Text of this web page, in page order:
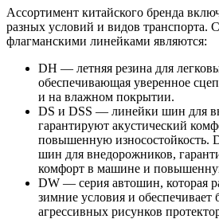
Ассортимент китайского бренда
разных условий и видов транспорта.
флагманскими линейками являются:
DH — летняя резина для
обеспечивающая уверенное
и на влажном покрытии.
DS и DSS — линейки шин для
гарантируют акустический
повышенную износостойкость.
шин для внедорожников,
комфорт в машине и
DW — серия автошин, которая
зимние условия и обеспечивает
агрессивных рисунков